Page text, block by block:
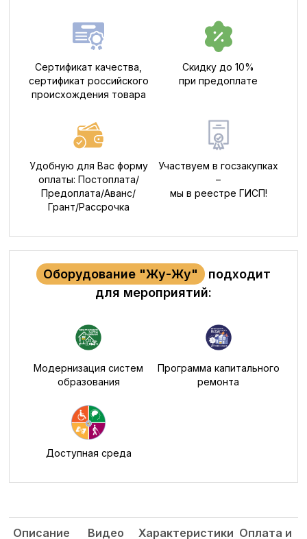
Сертификат качества,
сертификат российского
происхождения товара
Скидку до 10%
при предоплате
Удобную для Вас форму
оплаты: Постоплата/
Предоплата/Аванс/
Грант/Рассрочка
Участвуем в госзакупках
–
мы в реестре ГИСП!
Оборудование "Жу-Жу"
подходит
для мероприятий:
Модернизация систем
образования
Программа капитального
ремонта
Доступная среда
Описание Видео Характеристики Оплата и